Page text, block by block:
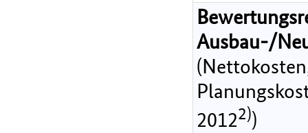
Ausbau-/
20122))